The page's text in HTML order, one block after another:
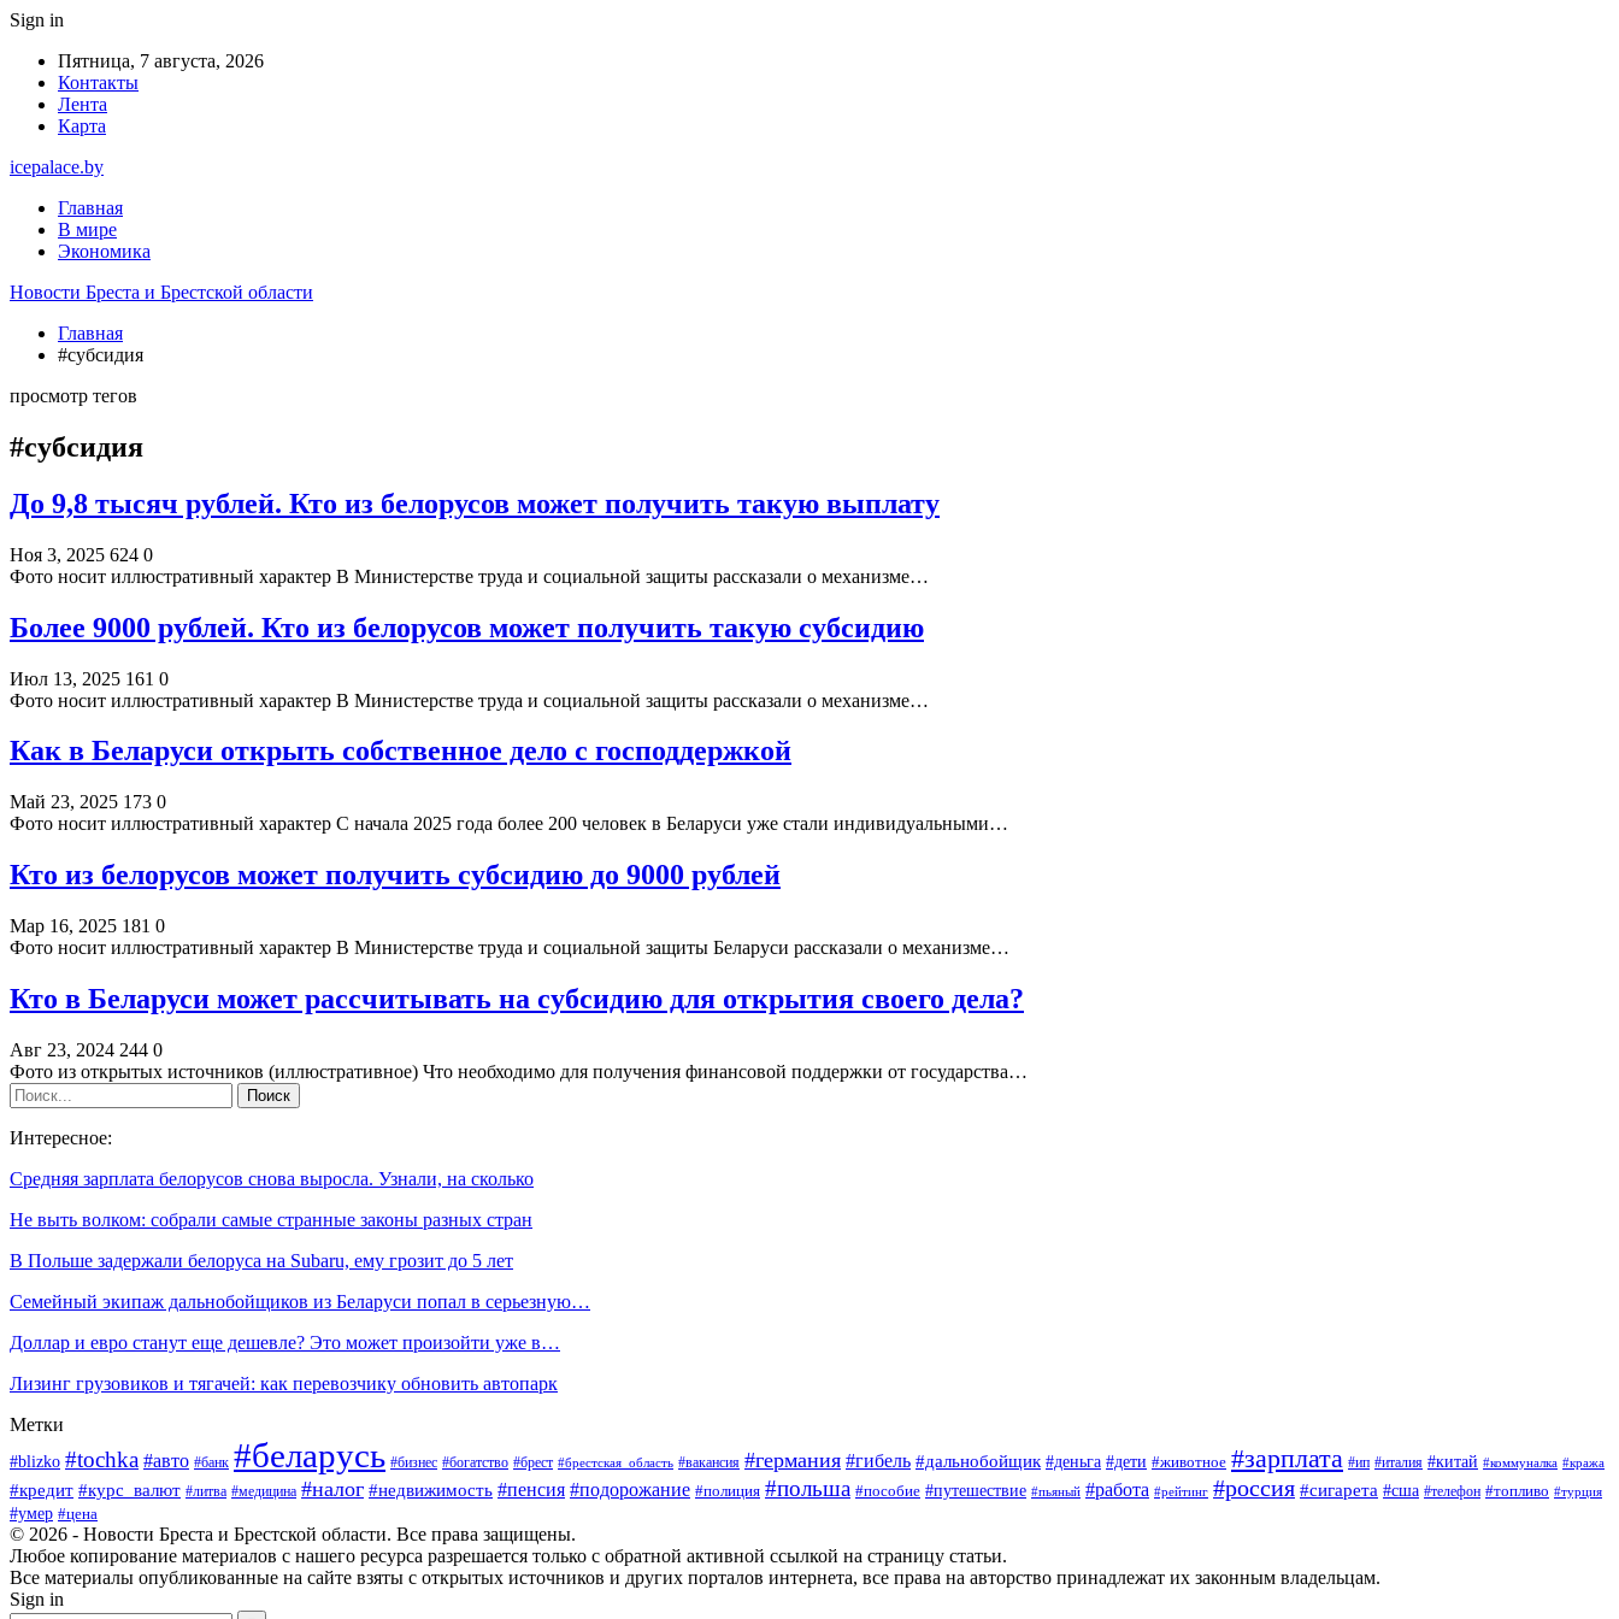
Sign in
Пятница, 7 августа, 2026
Контакты
Лента
Карта
icepalace.by
Главная
В мире
Экономика
Новости Бреста и Брестской области
Главная
#субсидия
просмотр тегов
#субсидия
До 9,8 тысяч рублей. Кто из белорусов может получить такую выплату
Ноя 3, 2025 624 0
Фото носит иллюстративный характер В Министерстве труда и социальной защиты рассказали о механизме…
Более 9000 рублей. Кто из белорусов может получить такую субсидию
Июл 13, 2025 161 0
Фото носит иллюстративный характер В Министерстве труда и социальной защиты рассказали о механизме…
Как в Беларуси открыть собственное дело с господдержкой
Май 23, 2025 173 0
Фото носит иллюстративный характер С начала 2025 года более 200 человек в Беларуси уже стали индивидуальными…
Кто из белорусов может получить субсидию до 9000 рублей
Мар 16, 2025 181 0
Фото носит иллюстративный характер В Министерстве труда и социальной защиты Беларуси рассказали о механизме…
Кто в Беларуси может рассчитывать на субсидию для открытия своего дела?
Авг 23, 2024 244 0
Фото из открытых источников (иллюстративное) Что необходимо для получения финансовой поддержки от государства…
Интересное:
Средняя зарплата белорусов снова выросла. Узнали, на сколько
Не выть волком: собрали самые странные законы разных стран
В Польше задержали белоруса на Subaru, ему грозит до 5 лет
Семейный экипаж дальнобойщиков из Беларуси попал в серьезную…
Доллар и евро станут еще дешевле? Это может произойти уже в…
Лизинг грузовиков и тягачей: как перевозчику обновить автопарк
Метки
#blizko #tochka #авто #банк #беларусь #бизнес #богатство #брест #брестская_область #вакансия #германия #гибель #дальнобойщик #деньга #дети #животное #зарплата #ип #италия #китай #коммуналка #кража
#кредит #курс_валют #литва #медицина #налог #недвижимость #пенсия #подорожание #полиция #польша #пособие #путешествие #пьяный #работа #рейтинг #россия #сигарета #сша #телефон #топливо #турция
#умер #цена
© 2026 - Новости Бреста и Брестской области. Все права защищены.
Любое копирование материалов с нашего ресурса разрешается только с обратной активной ссылкой на страницу статьи.
Все материалы опубликованные на сайте взяты с открытых источников и других порталов интернета, все права на авторство принадлежат их законным владельцам.
Sign in